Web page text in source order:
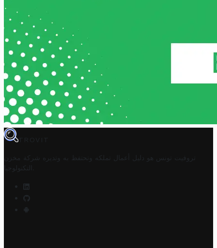
TROVIT
تروفيت تونس هو دليل أعمال تملكه وتحتفظ به وتديره
شركة مخزن
التكنولوجيا